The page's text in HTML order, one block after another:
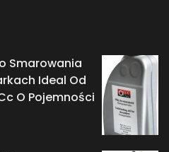
Smarowania
Ideal Od
O Pojemności